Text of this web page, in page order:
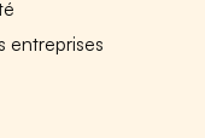
entreprises